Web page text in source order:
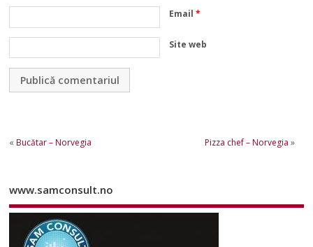
Email*
Site web
«Bucătar – Norvegia Pizza chef – Norvegia »
www.samconsult.no